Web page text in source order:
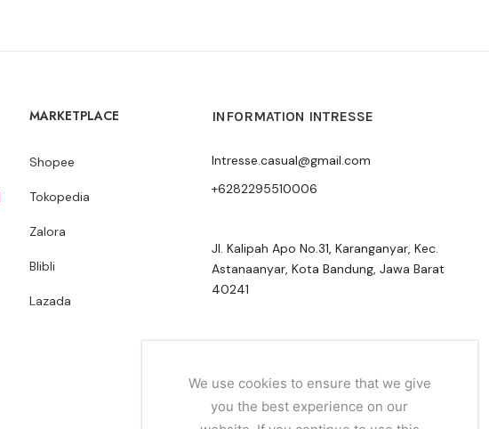
MARKETPLACE
Shopee
Tokopedia
Zalora
Blibli
Lazada
INFORMATION INTRESSE
Intresse.casual@gmail.com
+6282295510006
Jl. Kalipah Apo No.31, Karanganyar, Kec.
Astanaanyar, Kota Bandung, Jawa Barat
40241
We use cookies to ensure that we give
you the best experience on our